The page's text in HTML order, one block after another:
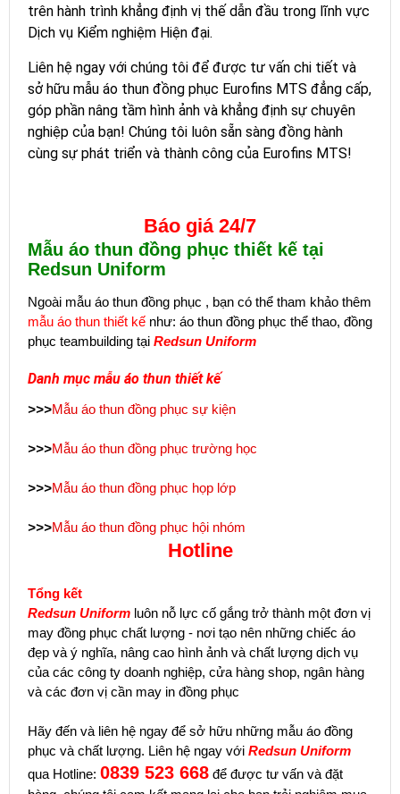
trên hành trình khẳng định vị thế dẫn đầu trong lĩnh vực
Dịch vụ Kiểm nghiệm Hiện đại.
Liên hệ ngay với chúng tôi để được tư vấn chi tiết và
sở hữu mẫu áo thun đồng phục Eurofins MTS đẳng cấp,
góp phần nâng tầm hình ảnh và khẳng định sự chuyên
nghiệp của bạn! Chúng tôi luôn sẵn sàng đồng hành
cùng sự phát triển và thành công của Eurofins MTS!
Báo giá 24/7
Mẫu áo thun đồng phục thiết kế tại
Redsun Uniform
Ngoài mẫu áo thun đồng phục , bạn có thể tham khảo thêm
mẫu áo thun thiết kế như: áo thun đồng phục thể thao, đồng
phục teambuilding tại Redsun Uniform
Danh mục mẫu áo thun thiết kế
>>>Mẫu áo thun đồng phục sự kiện
>>>Mẫu áo thun đồng phục trường học
>>>Mẫu áo thun đồng phục họp lớp
>>>Mẫu áo thun đồng phục hội nhóm
Hotline
Tổng kết
Redsun Uniform luôn nỗ lực cố gắng trở thành một đơn vị
may đồng phục chất lượng - nơi tạo nên những chiếc áo
đẹp và ý nghĩa, nâng cao hình ảnh và chất lượng dịch vụ
của các công ty doanh nghiệp, cửa hàng shop, ngân hàng
và các đơn vị cần may in đồng phục
Hãy đến và liên hệ ngay để sở hữu những mẫu áo đồng
phục và chất lượng. Liên hệ ngay với Redsun Uniform
qua Hotline: 0839 523 668 để được tư vấn và đặt